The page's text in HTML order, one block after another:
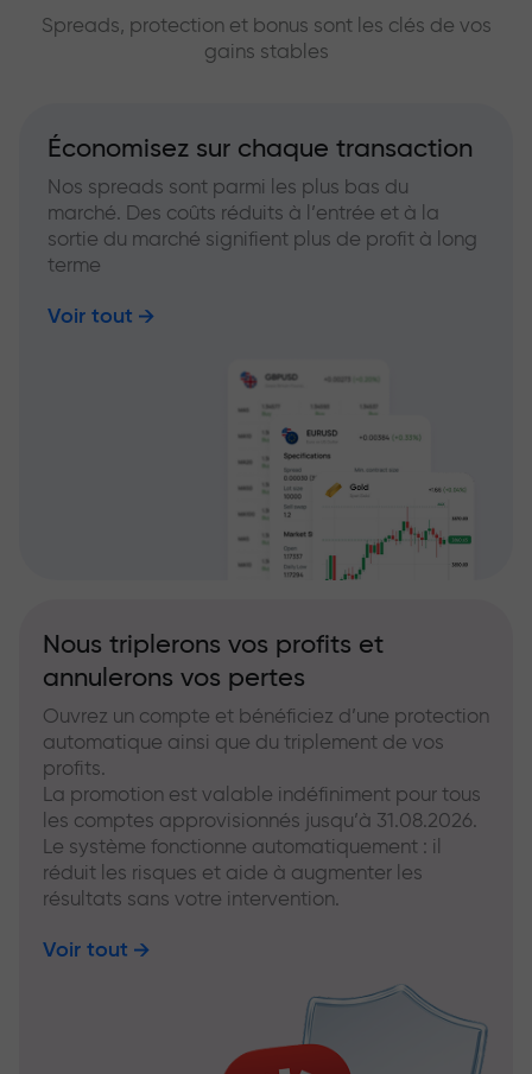
Spreads, protection et bonus sont les clés de vos
gains stables
Économisez sur chaque transaction
Nos spreads sont parmi les plus bas du
marché. Des coûts réduits à l’entrée et à la
sortie du marché signifient plus de profit à long
terme
Voir tout
Nous triplerons vos profits et
annulerons vos pertes
Ouvrez un compte et bénéficiez d’une protection
automatique ainsi que du triplement de vos
profits.
La promotion est valable indéfiniment pour tous
les comptes approvisionnés jusqu’à 31.08.2026.
Le système fonctionne automatiquement : il
réduit les risques et aide à augmenter les
résultats sans votre intervention.
Voir tout